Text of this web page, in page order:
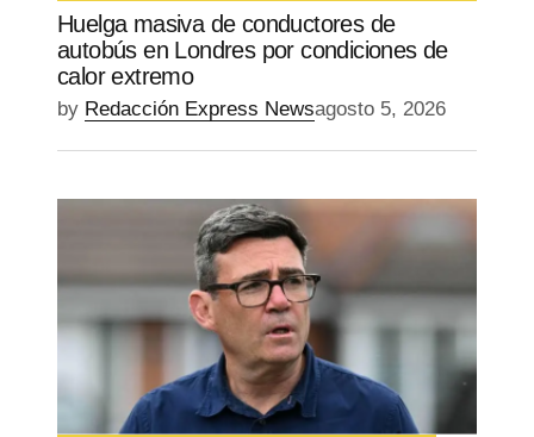
Huelga masiva de conductores de
autobús en Londres por condiciones de
calor extremo
by Redacción Express Newsagosto 5, 2026